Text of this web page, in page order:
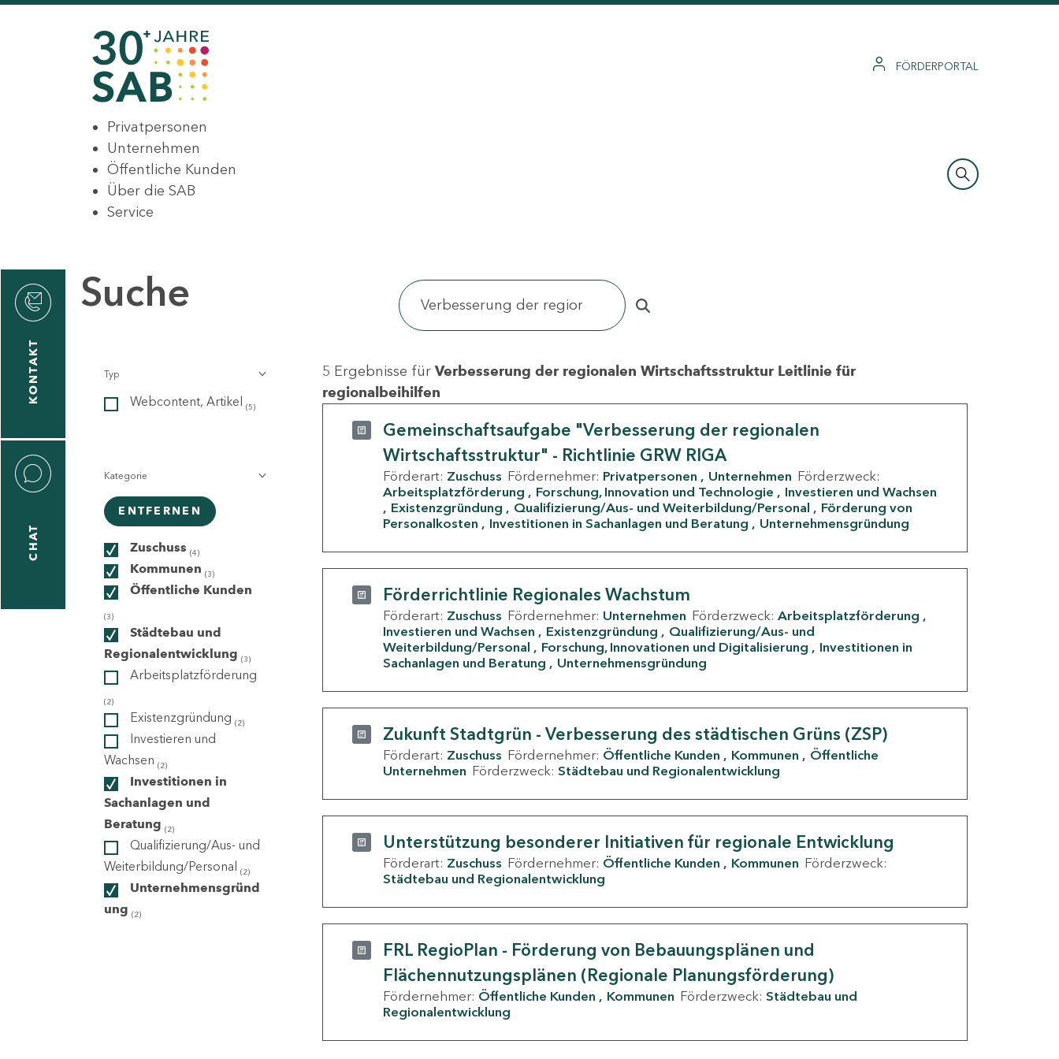
FÖRDERPORTAL
Privatpersonen
Unternehmen
Öffentliche Kunden
Über die SAB
Service
KONTAKT
CHAT
Suche
Typ
Webcontent, Artikel (5)
Kategorie
ENTFERNEN
Zuschuss (4)
Kommunen (3)
Öffentliche Kunden
(3)
Städtebau und
Regionalentwicklung (3)
Arbeitsplatzförderung
(2)
Existenzgründung (2)
Investieren und
Wachsen (2)
Investitionen in
Sachanlagen und
Beratung (2)
Qualifizierung/Aus- und
Weiterbildung/Personal (2)
Unternehmensgründ
ung (2)
5 Ergebnisse für Verbesserung der regionalen Wirtschaftsstruktur Leitlinie für
regionalbeihilfen
Gemeinschaftsaufgabe "Verbesserung der regionalen
Wirtschaftsstruktur" - Richtlinie GRW RIGA
Förderart: Zuschuss Fördernehmer: Privatpersonen Unternehmen Förderzweck:
Arbeitsplatzförderung
Forschung, Innovation und Technologie
Investieren und Wachsen
Existenzgründung
Qualifizierung/Aus- und Weiterbildung/Personal
Förderung von
Personalkosten
Investitionen in Sachanlagen und Beratung Unternehmensgründung
Förderrichtlinie Regionales Wachstum
Förderart: Zuschuss Fördernehmer: Unternehmen Förderzweck: Arbeitsplatzförderung
Investieren und Wachsen
Existenzgründung
Qualifizierung/Aus- und
Weiterbildung/Personal
Forschung, Innovationen und Digitalisierung
Investitionen in
Sachanlagen und Beratung
Unternehmensgründung
Zukunft Stadtgrün - Verbesserung des städtischen Grüns (ZSP)
Förderart: Zuschuss Fördernehmer: Öffentliche Kunden Kommunen
Öffentliche
Unternehmen Förderzweck: Städtebau und Regionalentwicklung
Unterstützung besonderer Initiativen für regionale Entwicklung
Förderart: Zuschuss Fördernehmer: Öffentliche Kunden Kommunen Förderzweck:
Städtebau und Regionalentwicklung
FRL RegioPlan - Förderung von Bebauungsplänen und
Flächennutzungsplänen (Regionale Planungsförderung)
Fördernehmer: Öffentliche Kunden Kommunen Förderzweck: Städtebau und
Regionalentwicklung